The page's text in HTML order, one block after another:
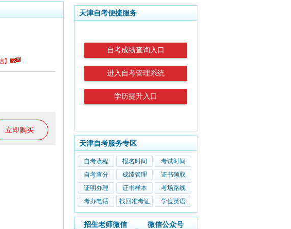
】
立即购买
天津自考便捷服务
自考成绩查询入口
进入自考管理系统
学历提升入口
天津自考服务专区
自考流程 报名时间
考试时间
自考查分
成绩管理
证书领取
证明办理
证书样本
考场路线
考办电话
找回准考证 学位英语
招生老师微信 微信公众号